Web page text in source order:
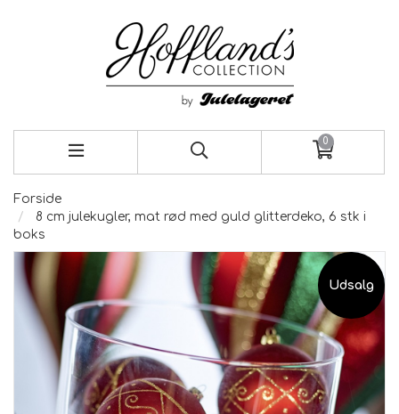
0
Forside
8 cm julekugler, mat rød med guld glitterdeko, 6 stk i
boks
Udsalg